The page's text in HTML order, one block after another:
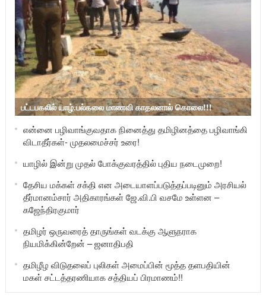
பட்டபகலில் யாழ்.பல்கலை மாணவி காதலனால் கொலை!!!
என்னை பழிவாங்குவதாக நினைத்து தமிழினத்தை பழிவாங்கி
விடாதீர்கள்- முதலமைச்சர் உரை!
யாழில் இன்று முதல் போக்குவரத்தில் புதிய நடைமுறை!
தேசிய மக்கள் சக்தி என அடையாளப்படுத்தப்படினும் அரசியல்
தீர்மானம்சார் அதிகாரங்கள் ஜே.வி.பி வசமே உள்ளன –
கஜேந்திரகுமார்
தமிழர் ஒருவரைத் தாருங்கள் வடக்கு ஆளுநராக
நியமிக்கின்றேன் – ஜனாதிபதி
தமிழீழ விடுதலைப் புலிகள் அமைப்பின் மூத்த தளபதியின்
மகள் சட்டத்தரணியாக சத்தியப் பிரமாணம்!!